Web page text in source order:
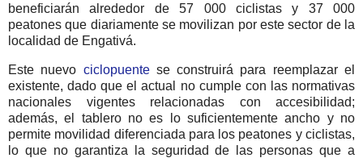
beneficiarán alrededor de 57 000 ciclistas y 37 000
peatones que diariamente se movilizan por este sector de la
localidad de Engativá.
Este nuevo ciclopuentese construirá para reemplazar el
existente, dado que el actual no cumple con las normativas
nacionales vigentes relacionadas con accesibilidad;
además, el tablero no es lo suficientemente ancho y no
permite movilidad diferenciada para los peatones y ciclistas,
lo que no garantiza la seguridad de las personas que a